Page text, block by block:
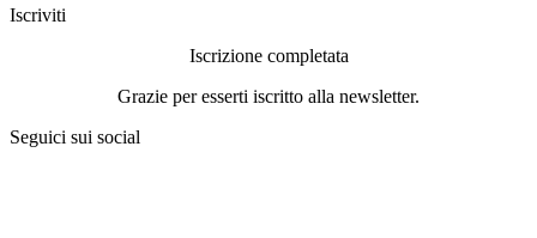
Iscriviti
Iscrizione completata
Grazie per esserti iscritto alla newsletter.
Seguici sui social